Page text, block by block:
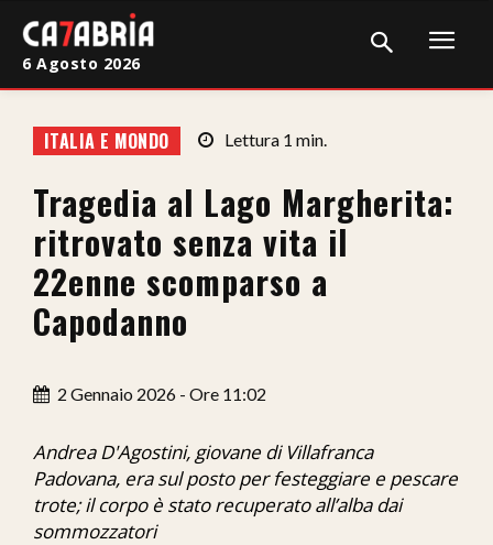
Cronaca
Giudiziaria
Politica
Sport
Sanità
Economia
Ita-Mondo
6 Agosto 2026
ITALIA E MONDO Lettura 1 min.
Tragedia al Lago Margherita:
ritrovato senza vita il
22enne scomparso a
Capodanno
2 Gennaio 2026 - Ore 11:02
Andrea D'Agostini, giovane di Villafranca
Padovana, era sul posto per festeggiare e pescare
trote; il corpo è stato recuperato all’alba dai
sommozzatori